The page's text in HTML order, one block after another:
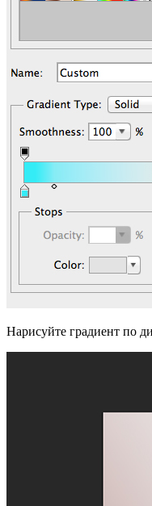
Нарисуйте градиент по